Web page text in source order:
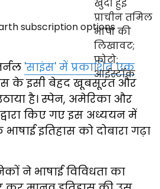
'साइंस' में प्रकाशित एक
के इसी बेहद खूबसूरत और
है। स्पेन, अमेरिका और
किए गए इस अध्ययन में
इतिहास को दोबारा गढ़ा
ने भाषाई विविधता का